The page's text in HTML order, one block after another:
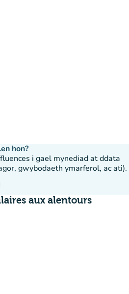
hon?
i gael mynediad at ddata
gwybodaeth ymarferol, ac ati).
aux alentours